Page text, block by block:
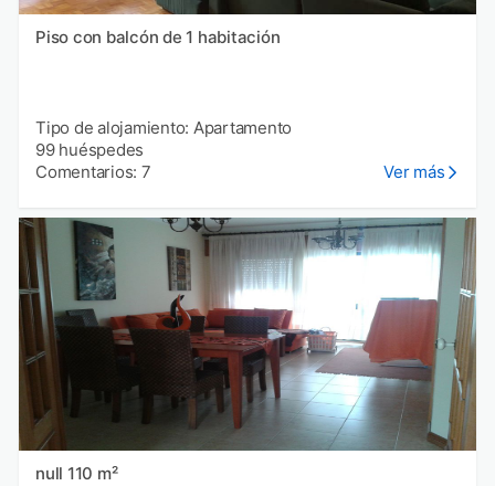
Piso con balcón de 1 habitación
Tipo de alojamiento: Apartamento
99 huéspedes
Comentarios: 7
Ver más
null 110 m²